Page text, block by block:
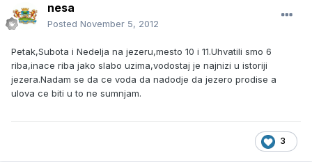
nesa
Posted November 5, 2012
Petak,Subota i Nedelja na jezeru,mesto 10 i 11.Uhvatili smo 6
riba,inace riba jako slabo uzima,vodostaj je najnizi u istoriji
jezera.Nadam se da ce voda da nadodje da jezero prodise a
ulova ce biti u to ne sumnjam.
3